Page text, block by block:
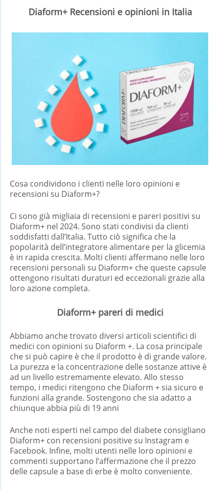
Diaform+ Recensioni e opinioni in Italia
Cosa condividono i clienti nelle loro opinioni e
recensioni su Diaform+?
Ci sono già migliaia di recensioni e pareri positivi su
Diaform+ nel 2024. Sono stati condivisi da clienti
soddisfatti dall’Italia. Tutto ciò significa che la
popolarità dell’integratore alimentare per la glicemia
è in rapida crescita. Molti clienti affermano nelle loro
recensioni personali su Diaform+ che queste capsule
ottengono risultati duraturi ed eccezionali grazie alla
loro azione completa.
Diaform+ pareri di medici
Abbiamo anche trovato diversi articoli scientifici di
medici con opinioni su Diaform +. La cosa principale
che si può capire è che il prodotto è di grande valore.
La purezza e la concentrazione delle sostanze attive è
ad un livello estremamente elevato. Allo stesso
tempo, i medici ritengono che Diaform + sia sicuro e
funzioni alla grande. Sostengono che sia adatto a
chiunque abbia più di 19 anni
Anche noti esperti nel campo del diabete consigliano
Diaform+ con recensioni positive su Instagram e
Facebook. Infine, molti utenti nelle loro opinioni e
commenti supportano l’affermazione che il prezzo
delle capsule a base di erbe è molto conveniente.